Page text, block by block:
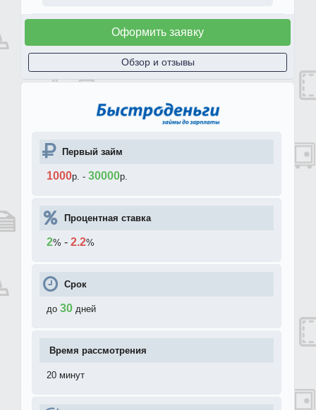
Оформить заявку
Обзор и отзывы
Первый займ
1000р. - 30000р.
Процентная ставка
2% - 2.2%
Срок
до 30 дней
Время рассмотрения
20 минут